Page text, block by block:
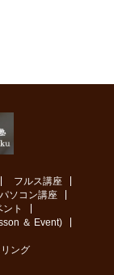
フルス講座
パソコン講座
ト
＆ Event)
ング